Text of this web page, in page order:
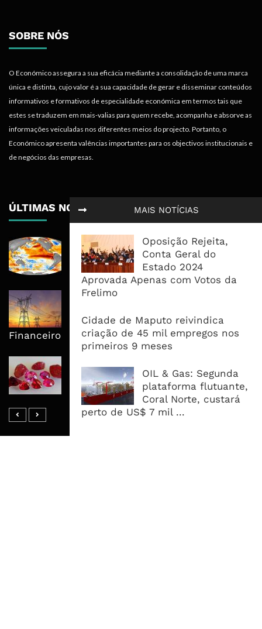
MAIS NOTÍCIAS
Oposição Rejeita,
Conta Geral do
Estado 2024
Aprovada Apenas com Votos da
Frelimo
Cidade de Maputo reivindica
criação de 45 mil empregos nos
primeiros 9 meses
OIL & Gas: Segunda
plataforma flutuante,
Coral Norte, custará
perto de US$ 7 mil ...
SOBRE NÓS
O Económico assegura a sua eficácia mediante a consolidação de uma marca
única e distinta, cujo valor é a sua capacidade de gerar e disseminar conteúdos
informativos e formativos de especialidade económica em termos tais que
estes se traduzem em mais-valias para quem recebe, acompanha e absorve as
informações veiculadas nos diferentes meios do projecto. Portanto, o
Económico apresenta valências importantes para os objectivos institucionais e
de negócios das empresas.
ÚLTIMAS NOTÍCIAS
El Niño Pode Empurrar Mais 49
Milhões Para Insegurança Alimentar
Aguda Até 2027
Mphanda Nkuwa Antecipa
de Comunidades Antes do Fecho
Financeiro
Internacional de Gemas Para Dentro
do País e Procura Reter Mais Valor